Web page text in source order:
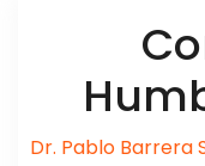
Dr. Pablo Barrera